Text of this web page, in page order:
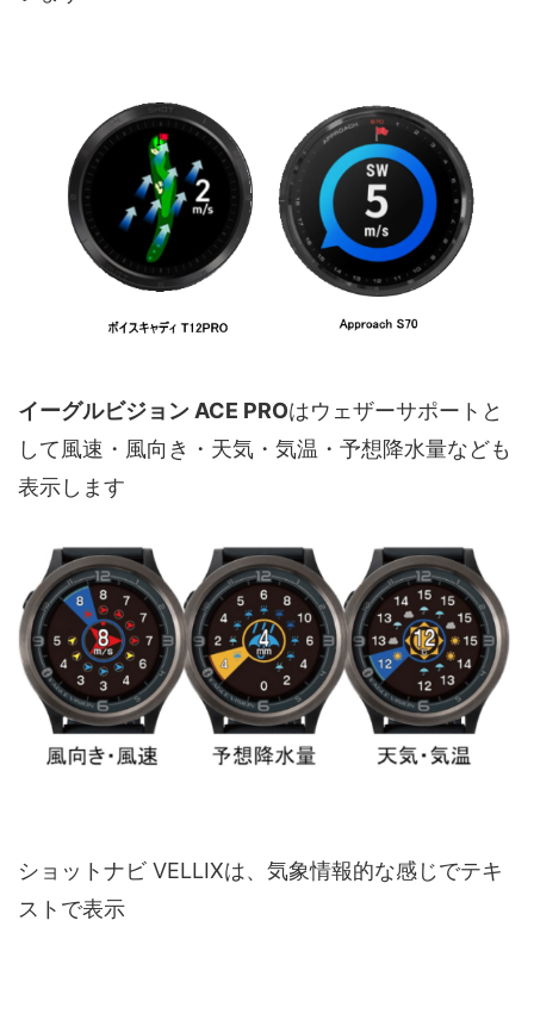
イーグルビジョン ACE PROはウェザーサポートと
して風速・風向き・天気・気温・予想降水量なども
表示します
ショットナビ VELLIXは、気象情報的な感じでテキ
ストで表示